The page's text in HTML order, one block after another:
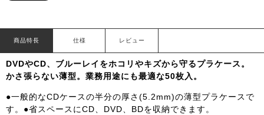
商品特長 仕様 レビュー
DVDやCD、ブルーレイをホコリやキズから守るプラケース。
かさ張らない薄型。業務用途にも最適な50枚入。
●一般的なCDケースの半分の厚さ(5.2mm)の薄型プラケースで
す。●省スペースにCD、DVD、BDを収納できます。